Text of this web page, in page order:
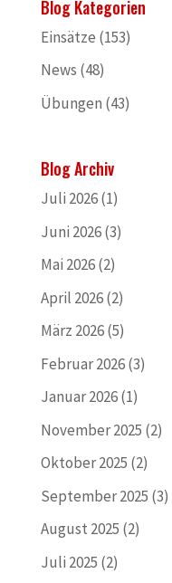
Blog Kategorien
Einsätze (153)
News (48)
Übungen (43)
Blog Archiv
Juli 2026(1)
Juni 2026(3)
Mai 2026(2)
April 2026(2)
März 2026(5)
Februar 2026(3)
Januar 2026(1)
November 2025 (2)
Oktober 2025 (2)
September 2025 (3)
August 2025 (2)
Juli 2025 (2)